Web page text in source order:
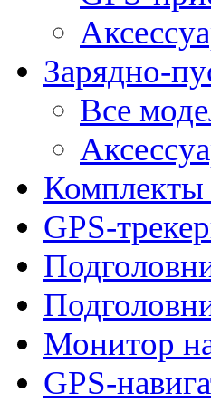
Зарядно-
Все
Комплекты
GPS-
Монитор
GPS-